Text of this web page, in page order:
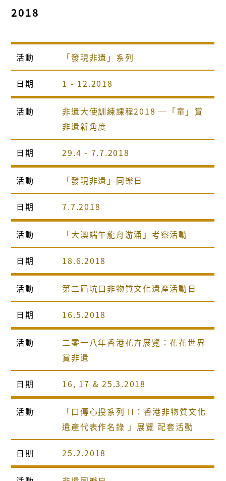
2018
活動 「發現非遺」系列
日期 1 - 12.2018
活動
非遺大使訓練課程2018 ─「童」賞
非遺新角度
日期 29.4 - 7.7.2018
活動 「發現非遺」同樂日
日期 7.7.2018
活動 「大澳端午龍舟游涌」考察活動
日期 18.6.2018
活動 第二屆坑口非物質文化遺產活動日
日期 16.5.2018
活動
二零一八年香港花卉展覽：花花世界
賞非遺
日期 16, 17 & 25.3.2018
活動
「口傳心授系列 II：香港非物質文化
遺產代表作名錄 」展覽 配套活動
日期 25.2.2018